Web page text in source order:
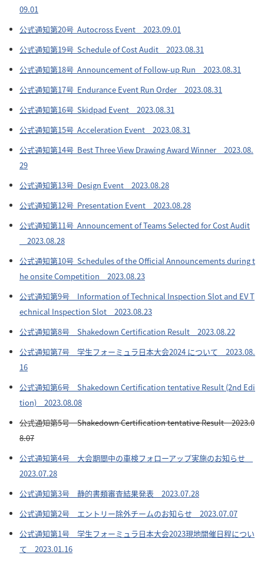
09.01
公式通知第20号 Autocross Event 2023.09.01
公式通知第19号 Schedule of Cost Audit 2023.08.31
公式通知第18号 Announcement of Follow-up Run 2023.08.31
公式通知第17号 Endurance Event Run Order 2023.08.31
公式通知第16号 Skidpad Event 2023.08.31
公式通知第15号 Acceleration Event 2023.08.31
公式通知第14号 Best Three View Drawing Award Winner 2023.08.
29
公式通知第13号 Design Event 2023.08.28
公式通知第12号 Presentation Event 2023.08.28
公式通知第11号 Announcement of Teams Selected for Cost Audit
2023.08.28
公式通知第10号 Schedules of the Official Announcements during t
he onsite Competition 2023.08.23
公式通知第9号 Information of Technical Inspection Slot and EV T
echnical Inspection Slot 2023.08.23
公式通知第8号 Shakedown Certification Result 2023.08.22
公式通知第7号 学生フォーミュラ日本大会2024 について 2023.08.
16
公式通知第6号 Shakedown Certification tentative Result (2nd Edi
tion) 2023.08.08
公式通知第5号 Shakedown Certification tentative Result 2023.0
8.07
公式通知第4号 大会期間中の車検フォローアップ実施のお知らせ
2023.07.28
公式通知第3号 静的書類審査結果発表 2023.07.28
公式通知第2号 エントリー除外チームのお知らせ 2023.07.07
公式通知第1号 学生フォーミュラ日本大会2023現地開催日程につい
て 2023.01.16